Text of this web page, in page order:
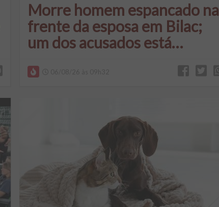
Morre homem espancado na
frente da esposa em Bilac;
um dos acusados está